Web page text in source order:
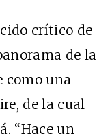
crítico de
de la
como una
de la cual
“Hace un